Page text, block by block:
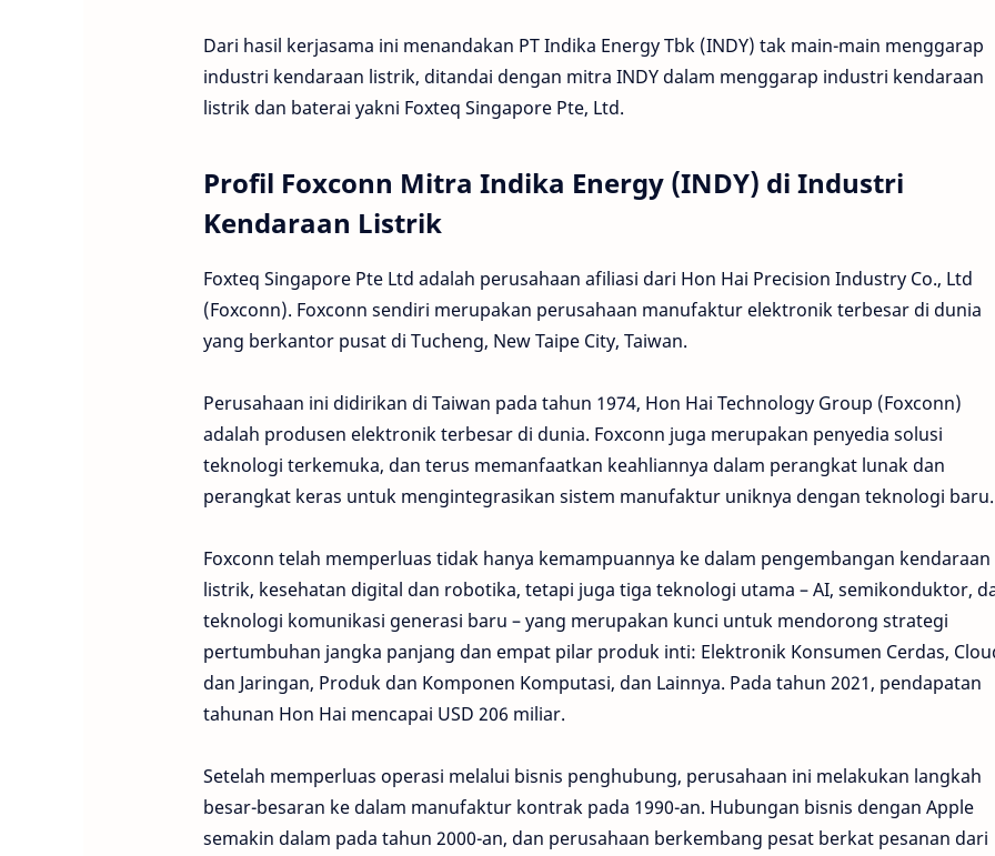
Dari hasil kerjasama ini menandakan PT Indika Energy Tbk (INDY) tak main-main menggarap
industri kendaraan listrik, ditandai dengan mitra INDY dalam menggarap industri kendaraan
listrik dan baterai yakni Foxteq Singapore Pte, Ltd.
Profil Foxconn Mitra Indika Energy (INDY) di Industri
Kendaraan Listrik
Foxteq Singapore Pte Ltd adalah perusahaan afiliasi dari Hon Hai Precision Industry Co., Ltd
(Foxconn). Foxconn sendiri merupakan perusahaan manufaktur elektronik terbesar di dunia
yang berkantor pusat di Tucheng, New Taipe City, Taiwan.
Perusahaan ini didirikan di Taiwan pada tahun 1974, Hon Hai Technology Group (Foxconn)
adalah produsen elektronik terbesar di dunia. Foxconn juga merupakan penyedia solusi
teknologi terkemuka, dan terus memanfaatkan keahliannya dalam perangkat lunak dan
perangkat keras untuk mengintegrasikan sistem manufaktur uniknya dengan teknologi
Foxconn telah memperluas tidak hanya kemampuannya ke dalam pengembangan kendaraan
listrik, kesehatan digital dan robotika, tetapi juga tiga teknologi utama – AI, semikonduktor,
teknologi komunikasi generasi baru – yang merupakan kunci untuk mendorong strategi
pertumbuhan jangka panjang dan empat pilar produk inti: Elektronik Konsumen Cerdas,
dan Jaringan, Produk dan Komponen Komputasi, dan Lainnya. Pada tahun 2021, pendapatan
tahunan Hon Hai mencapai USD 206 miliar.
Setelah memperluas operasi melalui bisnis penghubung, perusahaan ini melakukan langkah
besar-besaran ke dalam manufaktur kontrak pada 1990-an. Hubungan bisnis dengan Apple
semakin dalam pada tahun 2000-an, dan perusahaan berkembang pesat berkat pesanan dari